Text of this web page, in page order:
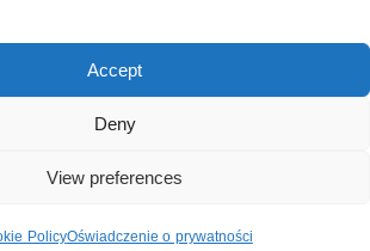
Accept
Deny
View preferences
PolicyOświadczenie o prywatności